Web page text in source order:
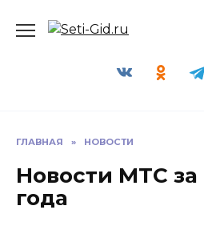
ГЛАВНАЯ » НОВОСТИ
Новости МТС за
года